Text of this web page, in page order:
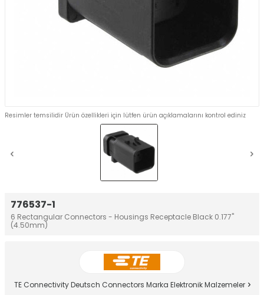
776537-1
6 Rectangular Connectors - Housings Receptacle Black 0.177"
(4.50mm)
Resimler temsilidir Ürün özellikleri için lütfen ürün açıklamalarını kontrol ediniz
TE Connectivity Deutsch Connectors Marka Elektronik Malzemeler